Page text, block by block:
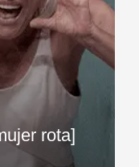
rota]